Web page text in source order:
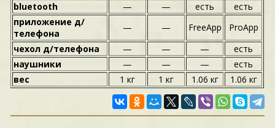
bluetooth
— — есть
есть
приложение д/
телефона
— — FreeApp
ProApp
чехол д/телефона
— — —
есть
наушники
— — —
есть
вес
1 кг 1 кг 1.06 кг 1.06 кг